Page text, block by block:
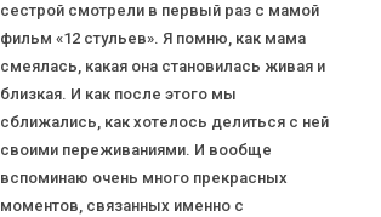
сестрой смотрели в первый раз с мамой
фильм «12 стульев». Я помню, как мама
смеялась, какая она становилась живая и
близкая. И как после этого мы
сближались, как хотелось делиться с ней
своими переживаниями. И вообще
вспоминаю очень много прекрасных
моментов, связанных именно с